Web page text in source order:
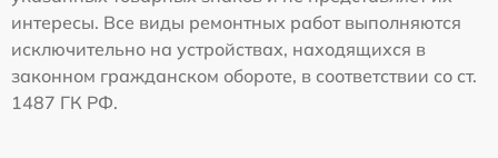
интересы. Все виды ремонтных работ выполняются
исключительно на устройствах, находящихся в
законном гражданском обороте, в соответствии со ст.
1487 ГК РФ.